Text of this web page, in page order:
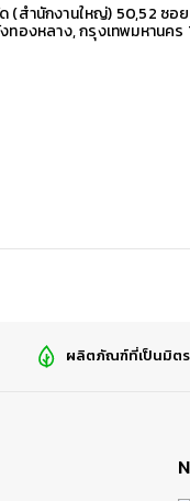
(สำนักงานใหญ่) 50,52 ซอ
องหลาง, กรุงเทพมหานคร
ผลิตภัณฑ์ที่เป็นมิต